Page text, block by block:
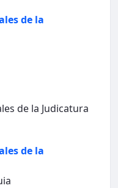
de la
de la Judicatura
de la